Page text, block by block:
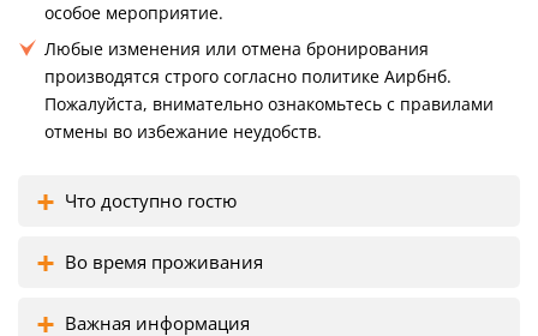
особое мероприятие.
Любые изменения или отмена бронирования
производятся строго согласно политике Аирбнб.
Пожалуйста, внимательно ознакомьтесь с правилами
отмены во избежание неудобств.
Что доступно гостю
Во время проживания
Важная информация